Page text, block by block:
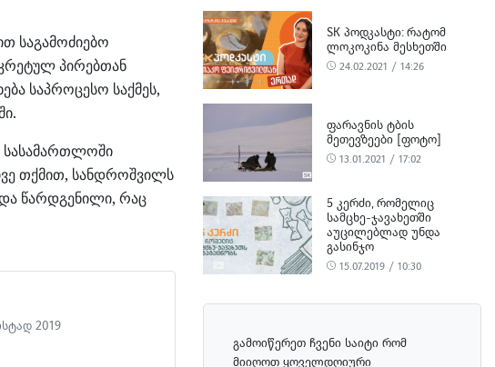
საგამოძიებო
პირებთან
საპროცესო საქმეს,
სასამართლოში
თქმით, სანდროშვილს
წარდგენილი, რაც
2019
SK ᲞᲝᲓᲙᲐᲡᲢᲘ: ᲠᲐᲢᲝᲛ
ᲚᲝᲙᲝᲙᲘᲜᲐ ᲛᲔᲡᲮᲔᲗᲨᲘ
24.02.2021 / 14:26
ᲤᲐᲠᲐᲕᲜᲘᲡ ᲢᲑᲘᲡ
ᲛᲔᲗᲔᲕᲖᲔᲔᲑᲘ [ᲤᲝᲢᲝ]
13.01.2021 / 17:02
5 ᲙᲔᲠᲫᲘ, ᲠᲝᲛᲔᲚᲘᲪ
ᲡᲐᲛᲪᲮᲔ-ᲯᲐᲕᲐᲮᲔᲗᲨᲘ
ᲐᲣᲪᲘᲚᲔᲑᲚᲐᲓ ᲣᲜᲓᲐ
ᲒᲐᲡᲘᲜᲯᲝ
15.07.2019 / 10:30
გამოიწერეთ ჩვენი საიტი რომ
მიიღოთ ყოველდღიური